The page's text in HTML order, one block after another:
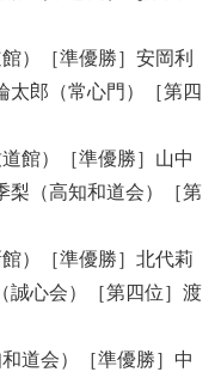
）［準優勝］安岡利
太郎（常心門）［第四
館）［準優勝］山中
梨（高知和道会）［第
）［準優勝］北代莉
誠心会）［第四位］渡
道会）［準優勝］中